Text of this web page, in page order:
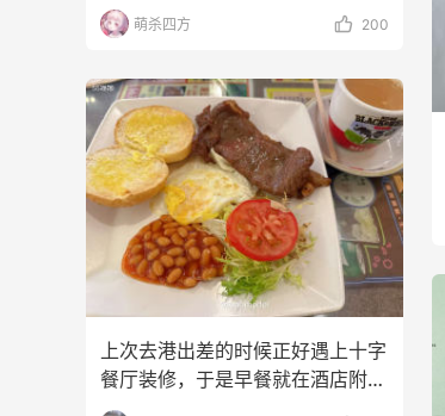
优质保健品的绝佳时
萌杀四方 200
上次去港出差的时候正好遇上十字
餐厅装修，于是早餐就在酒店附近
的翠苑茶餐厅解决的。